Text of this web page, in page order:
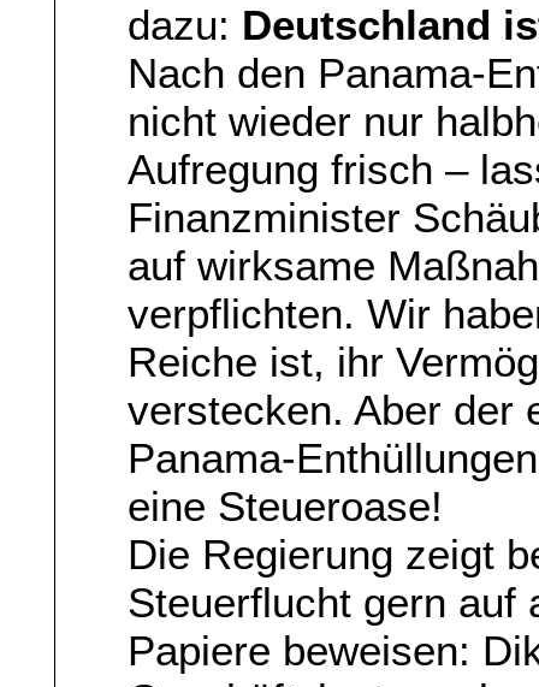
dazu: Deutschland
Nach den Panama-
nicht wieder nur
Aufregung frisch –
Finanzminister
auf wirksame
verpflichten. Wir
Reiche ist, ihr
verstecken. Aber der
Panama-
eine Steueroase!
Die Regierung zeigt
Steuerflucht gern auf
Papiere beweisen: